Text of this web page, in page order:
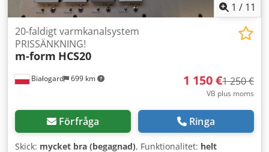
1 / 11
Białogard 699 km
20-faldigt varmkanalsystem
PRISSÄNKNING!
m-form HCS20
1 150 €1 250 €
VB plus moms
Förfråga Ringa
Skick: mycket bra (begagnad), Funktionalitet: helt